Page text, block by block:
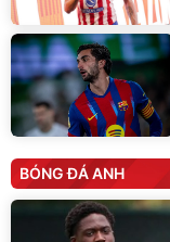
BÓNG ĐÁ ANH